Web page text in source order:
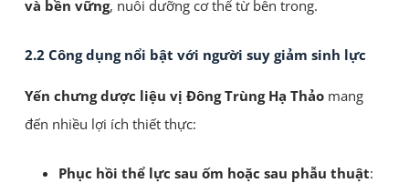
và bền vững, nuôi dưỡng cơ thể từ bên trong.
2.2 Công dụng nổi bật với người suy giảm sinh lực
Yến chưng dược liệu vị Đông Trùng Hạ Thảomang
đến nhiều lợi ích thiết thực:
Phục hồi thể lực sau ốm hoặc sau phẫu thuật: